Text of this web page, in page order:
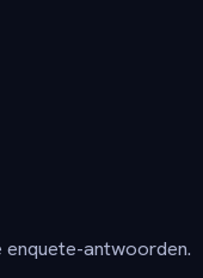
antwoorden.